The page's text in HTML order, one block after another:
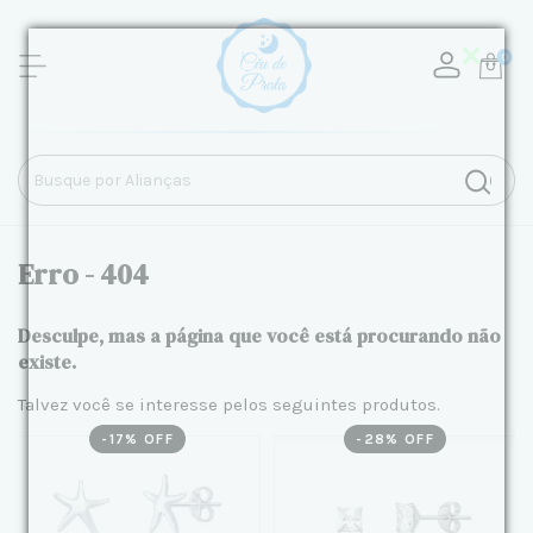
0
Erro - 404
Desculpe, mas a página que você está procurando não
existe.
Talvez você se interesse pelos seguintes produtos.
- 17 % OFF - 28 % OFF